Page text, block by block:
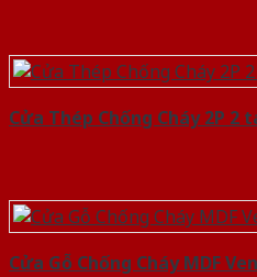
Cửa Thép Chống Cháy 2P 2
Cửa Gỗ Chống Cháy MDF